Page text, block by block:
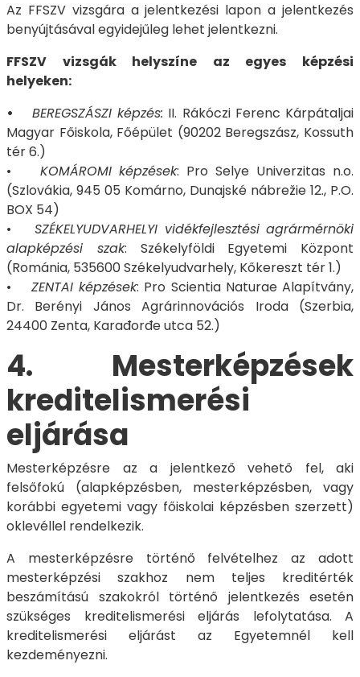
Az FFSZV vizsgára a jelentkezési lapon a jelentkezés
benyújtásával egyidejűleg lehet jelentkezni.
FFSZV vizsgák helyszíne az egyes képzési
helyeken:
​​​​​​​•
BEREGSZÁSZI képzés: II. Rákóczi Ferenc Kárpátaljai
Magyar Főiskola, Főépület (90202 Beregszász, Kossuth
tér 6.)
• KOMÁROMI képzések: Pro Selye Univerzitas n.o.
(Szlovákia, 945 05 Komárno, Dunajské nábrežie 12., P.O.
BOX 54)
•SZÉKELYUDVARHELYI vidékfejlesztési agrármérnöki
alapképzési szak: Székelyföldi Egyetemi Központ
(Románia, 535600 Székelyudvarhely, Kőkereszt tér 1.)
• ZENTAI képzések: Pro Scientia Naturae Alapítvány,
Dr. Berényi János Agrárinnovációs Iroda (Szerbia,
24400 Zenta, Karađorđe utca 52.)
4. Mesterképzések
kreditelismerési
eljárása
Mesterképzésre az a jelentkező vehető fel, aki
felsőfokú (alapképzésben, mesterképzésben, vagy
korábbi egyetemi vagy főiskolai képzésben szerzett)
oklevéllel rendelkezik.
A mesterképzésre történő felvételhez az adott
mesterképzési szakhoz nem teljes kreditérték
beszámítású szakokról történő jelentkezés esetén
szükséges kreditelismerési eljárás lefolytatása. A
kreditelismerési eljárást az Egyetemnél kell
kezdeményezni.